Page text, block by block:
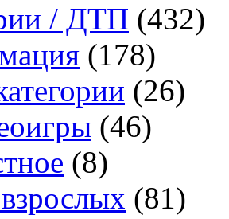
/ ДТП (432)
(178)
(26)
(46)
(8)
(81)